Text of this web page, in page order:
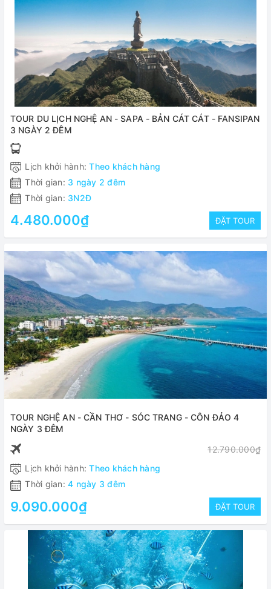
TOUR DU LỊCH NGHỆ AN - SAPA - BẢN CÁT CÁT - FANSIPAN
3 NGÀY 2 ĐÊM
Lịch khởi hành:Theo khách hàng
Thời gian: 3 ngày 2 đêm
Thời gian: 3N2Đ
4.480.000₫ ĐẶT TOUR
TOUR NGHỆ AN - CẦN THƠ - SÓC TRANG - CÔN ĐẢO 4
NGÀY 3 ĐÊM
12.790.000₫
Lịch khởi hành:Theo khách hàng
Thời gian: 4 ngày 3 đêm
9.090.000₫ ĐẶT TOUR